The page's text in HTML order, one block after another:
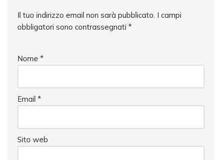
Il tuo indirizzo email non sarà pubblicato. I campi
obbligatori sono contrassegnati *
Nome *
Email *
Sito web